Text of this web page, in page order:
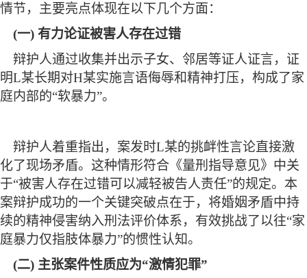
情节，主要亮点体现在以下几个方面：
(一) 有力论证被害人存在过错
辩护人通过收集并出示子女、邻居等证人证言，证
明L某长期对H某实施言语侮辱和精神打压，构成了家
庭内部的“软暴力”。
辩护人着重指出，案发时L某的挑衅性言论直接激
化了现场矛盾。这种情形符合《量刑指导意见》中关
于“被害人存在过错可以减轻被告人责任”的规定。本
案辩护成功的一个关键突破点在于，将婚姻矛盾中持
续的精神侵害纳入刑法评价体系，有效挑战了以往“家
庭暴力仅指肢体暴力”的惯性认知。
(二) 主张案件性质应为“激情犯罪”